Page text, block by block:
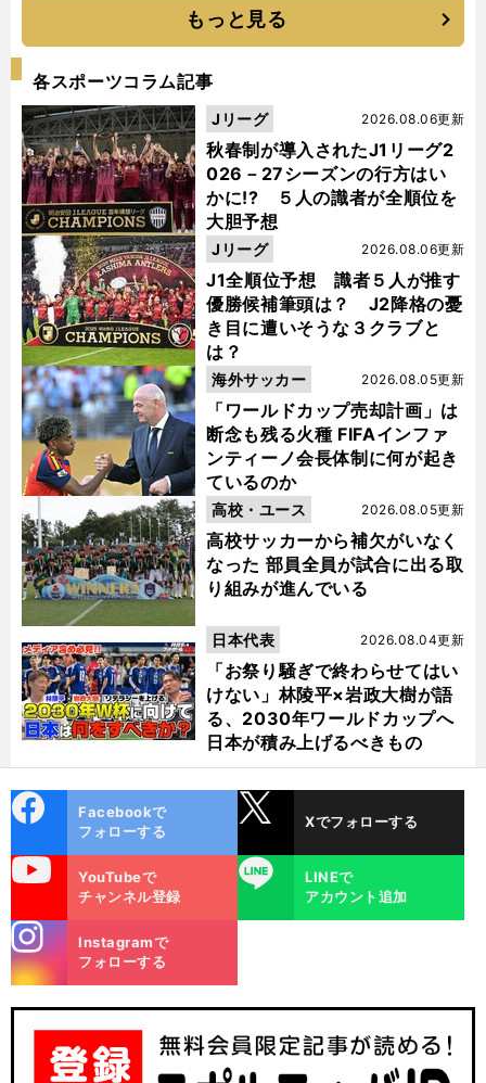
もっと見る
各スポーツコラム記事
秋春制が導入されたJ1リーグ2
026－27シーズンの行方はい
かに!? ５人の識者が全順位を
大胆予想
2026.08.06更新
Jリーグ
J1全順位予想 識者５人が推す
優勝候補筆頭は？ J2降格の憂
き目に遭いそうな３クラブと
は？
2026.08.06更新
Jリーグ
「ワールドカップ売却計画」は
断念も残る火種 FIFAインファ
ンティーノ会長体制に何が起き
ているのか
2026.08.05更新
海外サッカー
高校サッカーから補欠がいなく
なった 部員全員が試合に出る取
り組みが進んでいる
2026.08.05更新
高校・ユース
「お祭り騒ぎで終わらせてはい
けない」林陵平×岩政大樹が語
る、2030年ワールドカップへ
日本が積み上げるべきもの
2026.08.04更新
日本代表
ok
Facebookで
フォローする
Xでフォローする
YouTubeで
チャンネル登録
LINE
LINEで
アカウント追加
m
Instagramで
フォローする